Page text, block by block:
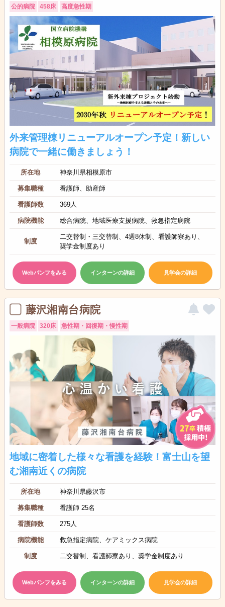
公的病院 458床 高度急性期
外来管理棟リニューアルオープン予定！新しい
病院で一緒に働きましょう！
所在地 神奈川県相模原市
募集職種 看護師、助産師
看護師数 369人
病院機能 総合病院、地域医療支援病院、救急指定病院
制度
二交替制・三交替制、4週8休制、看護師寮あり、
奨学金制度あり
Webパンフをみる インターンの詳細 見学会の詳細
藤沢湘南台病院
一般病院 320床 急性期・回復期・慢性期
地域に密着した様々な看護を経験！富士山を望
む湘南近くの病院
所在地 神奈川県藤沢市
募集職種 看護師 25名
看護師数 275人
病院機能 救急指定病院、ケアミックス病院
制度 二交替制、看護師寮あり、奨学金制度あり
Webパンフをみる インターンの詳細 見学会の詳細